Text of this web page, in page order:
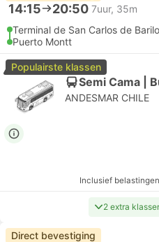
14:15 20:50 7uur, 35m
Terminal de San Carlos de
Puerto Montt
Populairste klassen
Semi Cama |
ANDESMAR CHILE
Inclusief belastingen
2 extra
Direct bevestiging